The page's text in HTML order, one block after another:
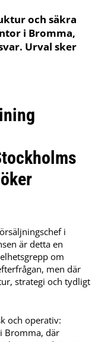
och säkra
i Bromma,
Urval sker
i
är detta en
om
men där
strategi och tydligt
och operativ:
Bromma, där